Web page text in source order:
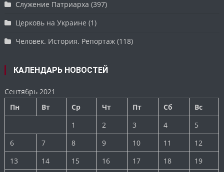
Служение Патриарха (397)
Церковь на Украине (1)
Человек. История. Репортаж (118)
КАЛЕНДАРЬ НОВОСТЕЙ
Сентябрь 2021
Пн
Вт Ср Чт Пт Сб
Вс
1
2 3 4
5
6
7 8 9 10 11
12
13
14 15 16 17 18 19